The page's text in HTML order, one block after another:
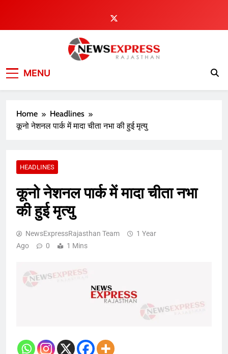
content
MENU
Home
Headlines
कूनो नेशनल पार्क में मादा चीता नभा की हुई मृत्यु
HEADLINES
कूनो नेशनल पार्क में मादा चीता नभा
की हुई मृत्यु
NewsExpressRajasthan Team
1 Year
Ago
0 1 Mins